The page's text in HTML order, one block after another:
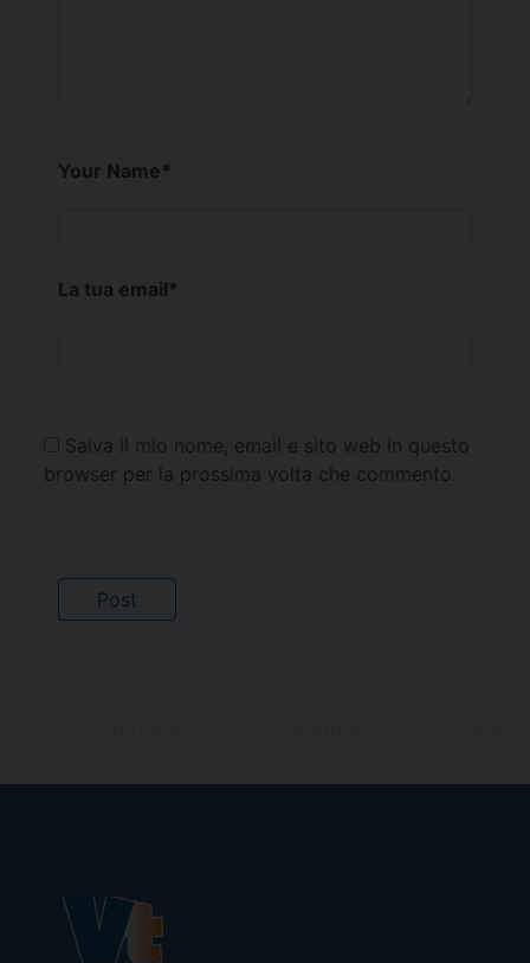
Your Name*
La tua email*
Salva il mio nome, email e sito web in questo
browser per la prossima volta che commento.